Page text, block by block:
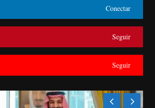
Conectar
Seguir
Seguir